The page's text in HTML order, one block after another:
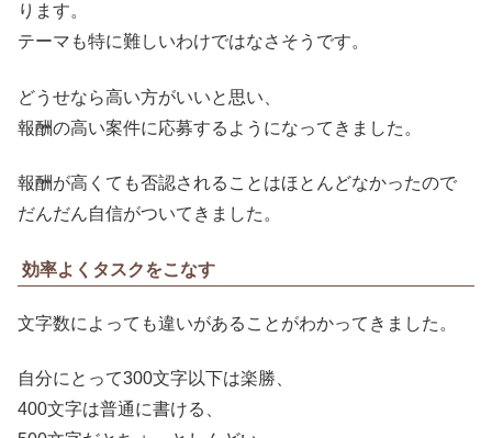
ります。
テーマも特に難しいわけではなさそうです。
どうせなら高い方がいいと思い、
報酬の高い案件に応募するようになってきました。
報酬が高くても否認されることはほとんどなかったので
だんだん自信がついてきました。
効率よくタスクをこなす
文字数によっても違いがあることがわかってきました。
自分にとって300文字以下は楽勝、
400文字は普通に書ける、